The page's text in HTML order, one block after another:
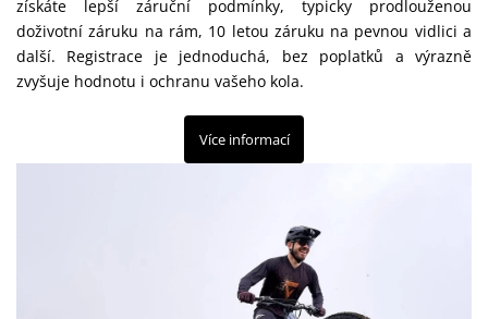
získáte lepší záruční podmínky, typicky prodlouženou
doživotní záruku na rám, 10 letou záruku na pevnou vidlici a
další. Registrace je jednoduchá, bez poplatků a výrazně
zvyšuje hodnotu i ochranu vašeho kola.
Více informací